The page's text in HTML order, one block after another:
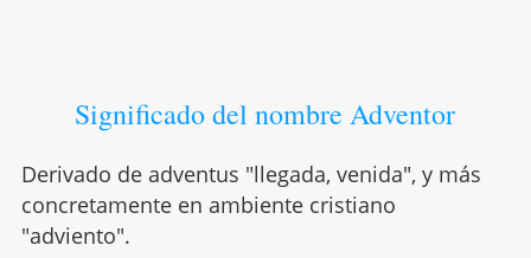
Significado del nombre Adventor
Derivado de adventus "llegada, venida", y más
concretamente en ambiente cristiano
"adviento".